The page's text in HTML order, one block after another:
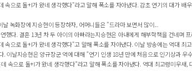
으로 돌+I가 왔네 생각했다"라고 말해 폭소를 자아냈다. 감초 연기의 대가 배
녹화장에 지승현이 등장하자, 어머니들은 "드라마 보면서 많이...
했다. 결혼 13년 차 두 아이의 아빠라는지승현은 아내에게 해부학책을 건네며
으로 돌+I가 왔네 생각했다"고 말해 폭소를 자아냈다. 이날 방송에는 역대 최
날지승현은 양규장군 역에 대해 "연기 인생 18년 만에 처음으로 인기상과 우
속으로 돌+I가 왔네 생각했다”라고 말해 폭소를 자아냈다. 역대 최고령미우새,